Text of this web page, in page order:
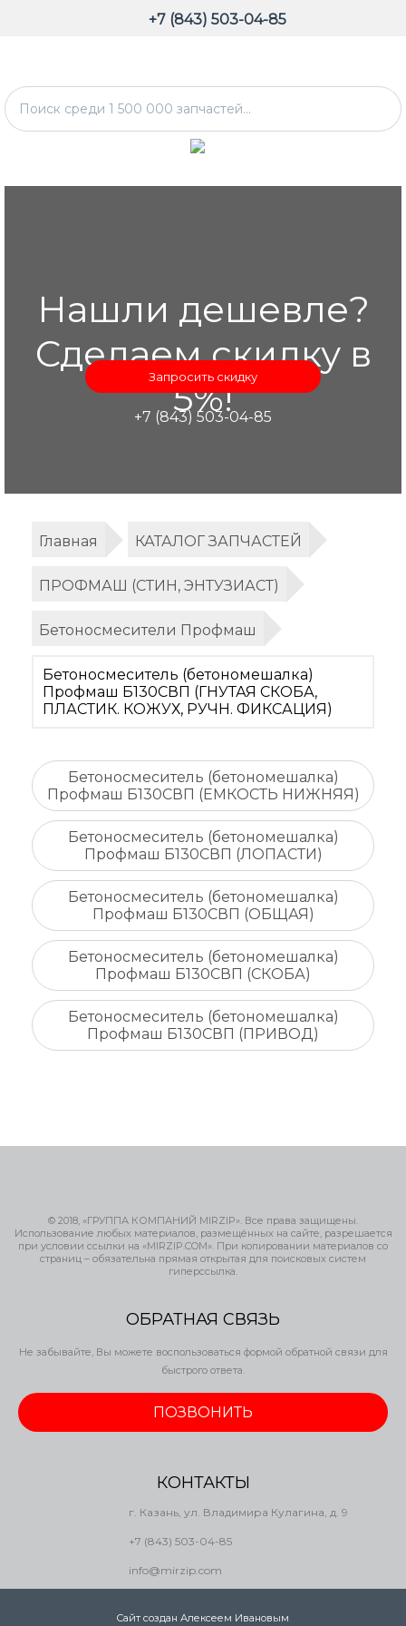
+7 (843) 503-04-85
Нашли дешевле?
Сделаем скидку в
5%!
Запросить скидку
+7 (843) 503-04-85
Главная КАТАЛОГ ЗАПЧАСТЕЙ
ПРОФМАШ (СТИН, ЭНТУЗИАСТ)
Бетоносмесители Профмаш
Бетоносмеситель (бетономешалка)
Профмаш Б130СВП (ГНУТАЯ СКОБА,
ПЛАСТИК. КОЖУХ, РУЧН. ФИКСАЦИЯ)
Бетоносмеситель (бетономешалка)
Профмаш Б130СВП (ЕМКОСТЬ НИЖНЯЯ)
Бетоносмеситель (бетономешалка)
Профмаш Б130СВП (ЛОПАСТИ)
Бетоносмеситель (бетономешалка)
Профмаш Б130СВП (ОБЩАЯ)
Бетоносмеситель (бетономешалка)
Профмаш Б130СВП (СКОБА)
Бетоносмеситель (бетономешалка)
Профмаш Б130СВП (ПРИВОД)
© 2018, «ГРУППА КОМПАНИЙ MIRZIP». Все права защищены.
Использование любых материалов, размещённых на сайте, разрешается
при условии ссылки на «MIRZIP.COM». При копировании материалов со
страниц – обязательна прямая открытая для поисковых систем
гиперссылка.
ОБРАТНАЯ СВЯЗЬ
Не забывайте, Вы можете воспользоваться формой обратной связи для
быстрого ответа.
ПОЗВОНИТЬ
КОНТАКТЫ
г. Казань, ул. Владимира Кулагина, д. 9
+7 (843) 503-04-85
info@mirzip.com
Сайт создан Алексеем Ивановым